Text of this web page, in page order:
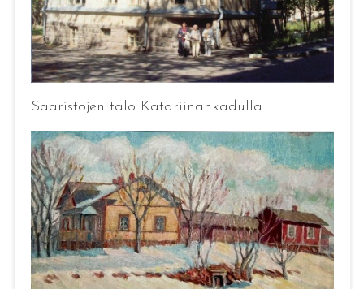
Saaristojen talo Katariinankadulla.